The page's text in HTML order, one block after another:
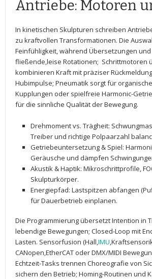
Antriebe:‍ Motoren
In kinetischen Skulpturen schreiben
zu ⁤kraftvollen Transformationen. Die⁤
Feinfühligkeit, während Übersetzungen
fließende,leise Rotationen; ⁢ Schrittmotoren
kombinieren Kraft mit präziser
Hubimpulse; Pneumatik sorgt ⁤für
Kupplungen ⁤oder⁤ spielfreie‌ Harmonic-
für ⁤die sinnliche Qualität der ‌Bewegung.
Drehmoment vs. Trägheit:
Treiber und richtige Polpaarzahl
Getriebeuntersetzung & Spiel:⁣
⁣Geräusche und ⁣dämpfen
Akustik ​& Haptik: Mikroschrittprofile,
⁢Skulpturkörper.
Energiepfad: ‍Lastspitzen abfangen
für Dauerbetrieb einplanen.
Die Programmierung übersetzt Intention ⁤in
‍lebendige Bewegungen; Closed-Loop mit
Lasten. Sensorfusion ‌(Hall,IMU
CANopen,EtherCAT‌ oder DMX/MIDI
Echtzeit-Tasks trennen Choreografie von
sichern den ⁣Betrieb; Homing-Routinen